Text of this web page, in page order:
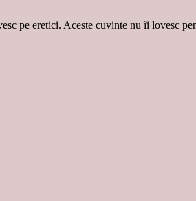
pe eretici. Aceste cuvinte nu îi lovesc